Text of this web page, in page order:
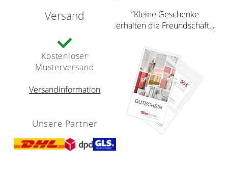
Versand
Kostenloser
Musterversand
Versandinformation
Unsere Partner
”Kleine Geschenke
erhalten die Freundschaft.„